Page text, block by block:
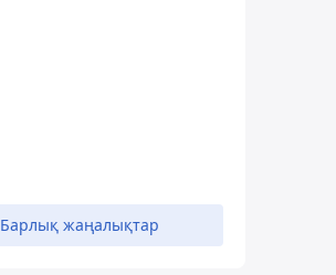
Барлық жаңалықтар